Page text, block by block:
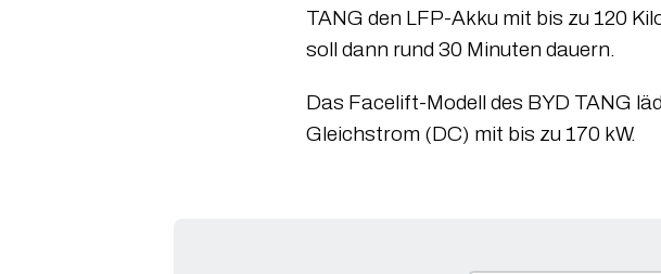
TANG den LFP-Akku mit bis zu 120
soll dann rund 30 Minuten dauern.
Das Facelift-Modell des BYD TANG
Gleichstrom (DC) mit bis zu 170 kW.